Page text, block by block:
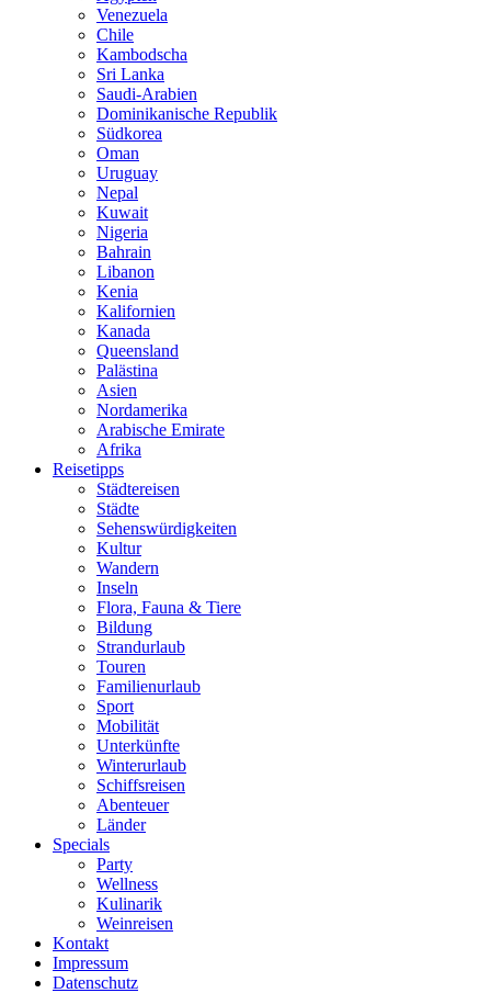
Venezuela
Chile
Kambodscha
Sri Lanka
Saudi-Arabien
Dominikanische Republik
Südkorea
Oman
Uruguay
Nepal
Kuwait
Nigeria
Bahrain
Libanon
Kenia
Kalifornien
Kanada
Queensland
Palästina
Asien
Nordamerika
Arabische Emirate
Afrika
Reisetipps
Städtereisen
Städte
Sehenswürdigkeiten
Kultur
Wandern
Inseln
Flora, Fauna & Tiere
Bildung
Strandurlaub
Touren
Familienurlaub
Sport
Mobilität
Unterkünfte
Winterurlaub
Schiffsreisen
Abenteuer
Länder
Specials
Party
Wellness
Kulinarik
Weinreisen
Kontakt
Impressum
Datenschutz